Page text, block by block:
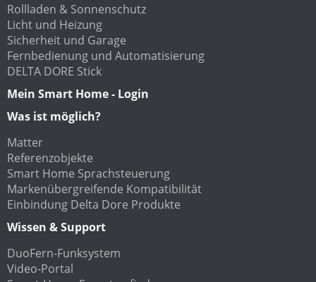
Rollladen & Sonnenschutz
Licht und Heizung
Sicherheit und Garage
Fernbedienung und Automatisierung
DELTA DORE Stick
Mein Smart Home - Login
Was ist möglich?
Matter
Referenzobjekte
Smart Home Sprachsteuerung
Markenübergreifende Kompatibilität
Einbindung Delta Dore Produkte
Wissen & Support
DuoFern-Funksystem
Video-Portal